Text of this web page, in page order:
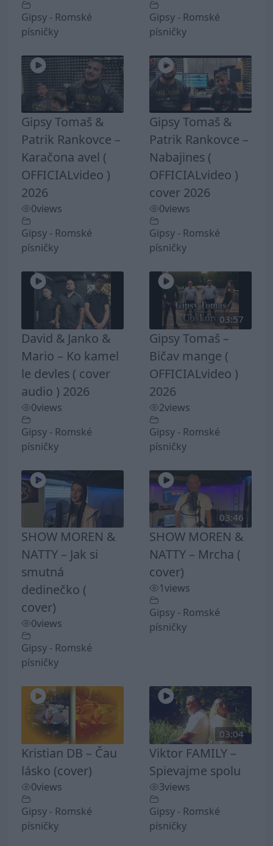
Gipsy - Romské
písničky
Gipsy - Romské
písničky
Gipsy Tomaš &
Patrik Rankovce –
Karačona avel (
OFFICIALvideo )
2026
0views
Gipsy - Romské
písničky
Gipsy Tomaš &
Patrik Rankovce –
Nabajines (
OFFICIALvideo )
cover 2026
0views
Gipsy - Romské
písničky
David & Janko &
Mario – Ko kamel
le devles ( cover
audio ) 2026
0views
Gipsy - Romské
písničky
03:57
Gipsy Tomaš –
Bičav mange (
OFFICIALvideo )
2026
2views
Gipsy - Romské
písničky
SHOW MOREN &
NATTY – Jak si
smutná
dedinečko (
cover)
0views
Gipsy - Romské
písničky
03:46
SHOW MOREN &
NATTY – Mrcha (
cover)
1views
Gipsy - Romské
písničky
Kristian DB – Čau
lásko (cover)
0views
Gipsy - Romské
písničky
03:04
Viktor FAMILY –
Spievajme spolu
3views
Gipsy - Romské
písničky